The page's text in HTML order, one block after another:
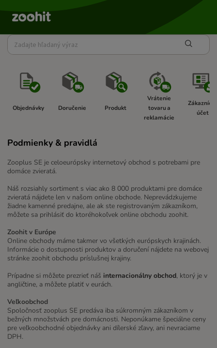
Objednávky Doručenie Produkt
Vrátenie
tovaru a
reklamácie
účet
Podmienky & pravidlá
Zooplus SE je celoeurópsky internetový obchod s potrebami pre
domáce zvieratá.
Náš rozsiahly sortiment s viac ako 8 000 produktami pre domáce
zvieratá nájdete len v našom online obchode. Neprevádzkujeme
žiadne kamenné predajne, ale ak ste registrovaným zákazníkom,
môžete sa prihlásiť do ktoréhokoľvek online obchodu zoohit.
Zoohit v Európe
Online obchody máme takmer vo všetkých európskych krajinách.
Informácie o dostupnosti produktov a doručení nájdete na webovej
stránke zoohit obchodu príslušnej krajiny.
Prípadne si môžete prezrieť náš internacionálny obchod, ktorý je v
angličtine, a môžete platiť v eurách.
Veľkoobchod
Spoločnosť zooplus SE predáva iba súkromným zákazníkom v
bežných množstvách pre domácnosti. Neponúkame špeciálne ceny
pre veľkoobchodné objednávky ani dílerské zľavy, ani nevraciame
DPH.